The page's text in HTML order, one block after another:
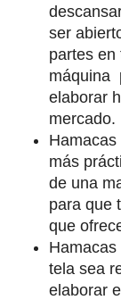
ser
partes en
máquina
elaborar
mercado.
más
de una
para que
que
tela sea
elaborar